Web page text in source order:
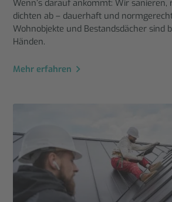
Wenn’s darauf ankommt: Wir sanieren,
dichten ab – dauerhaft und
Wohnobjekte und Bestandsdächer sind
Händen.
Mehr erfahren